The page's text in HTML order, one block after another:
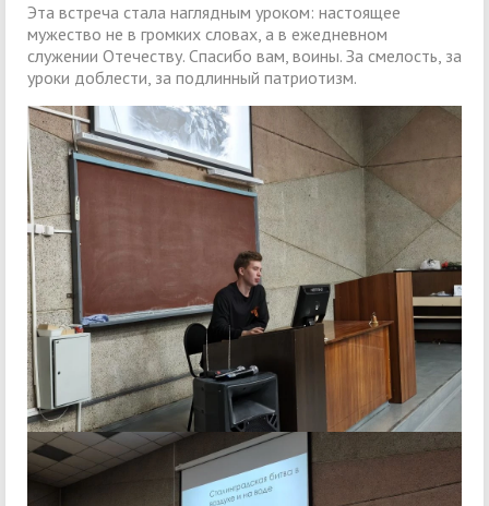
Эта встреча стала наглядным уроком: настоящее
мужество не в громких словах, а в ежедневном
служении Отечеству. Спасибо вам, воины. За смелость, за
уроки доблести, за подлинный патриотизм.